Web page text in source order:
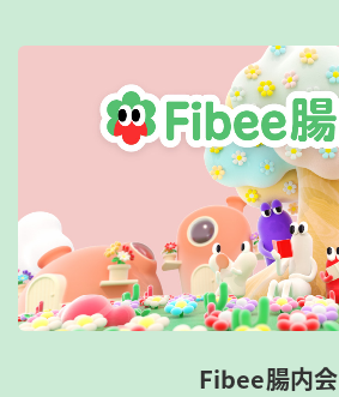
Fibee腸内会